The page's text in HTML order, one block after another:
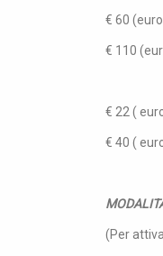
€ 60 (euro
€ 110
€ 22 (
€ 40 (
(Per